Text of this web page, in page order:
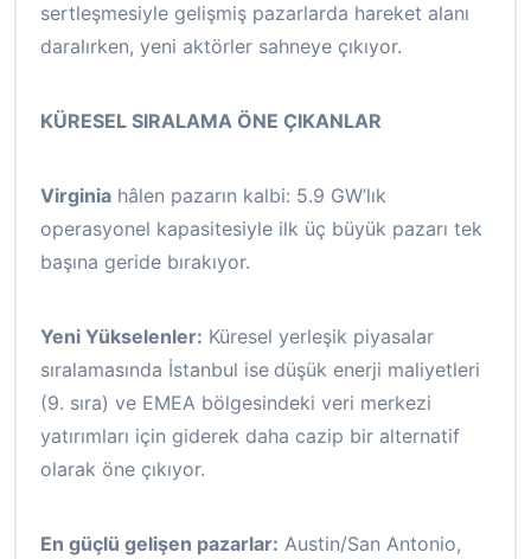
sertleşmesiyle gelişmiş pazarlarda hareket alanı
daralırken, yeni aktörler sahneye çıkıyor.
KÜRESEL SIRALAMA ÖNE ÇIKANLAR
Virginia hâlen pazarın kalbi: 5.9 GW’lık
operasyonel kapasitesiyle ilk üç büyük pazarı tek
başına geride bırakıyor.
Yeni Yükselenler: Küresel yerleşik piyasalar
sıralamasında İstanbul ise düşük enerji maliyetleri
(9. sıra) ve EMEA bölgesindeki veri merkezi
yatırımları için giderek daha cazip bir alternatif
olarak öne çıkıyor.
En güçlü gelişen pazarlar: Austin/San Antonio,